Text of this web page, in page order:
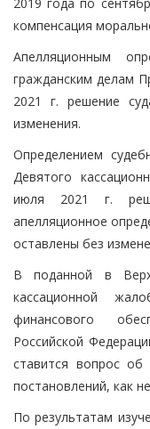
компенсация
Апелляционным
гражданским делам
2021 г. решение
изменения.
Определением
Девятого
июля 2021 г.
апелляционное
оставлены без
В поданной в
кассационной
финансового
Российской
ставится вопрос
постановлений, как
По результатам